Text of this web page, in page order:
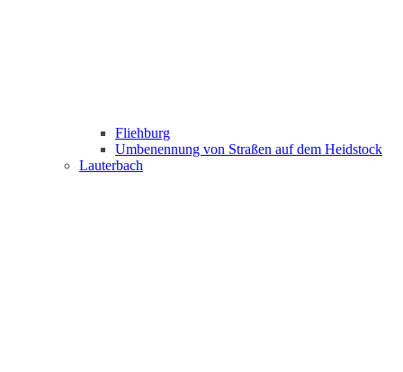
Fliehburg
Umbenennung von Straßen auf dem Heidstock
Lauterbach